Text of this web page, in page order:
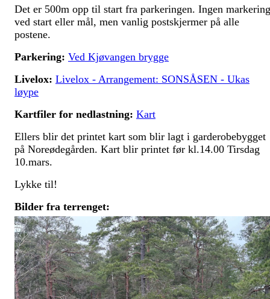
Det er 500m opp til start fra parkeringen. Ingen markering
ved start eller mål, men vanlig postskjermer på alle
postene.
Parkering: Ved Kjøvangen brygge
Livelox: Livelox - Arrangement: SONSÅSEN - Ukas
løype
Kartfiler for nedlastning: Kart
Ellers blir det printet kart som blir lagt i garderobebygget
på Noreødegården. Kart blir printet før kl.14.00 Tirsdag
10.mars.
Lykke til!
Bilder fra terrenget: